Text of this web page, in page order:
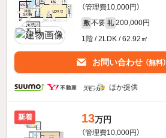
（管理費10,000円）
敷 不要 礼 200,000円
1階 / 2LDK / 62.92㎡
お問い合わせ （無料）
ほか提供
新着 13万円
（管理費10,000円）